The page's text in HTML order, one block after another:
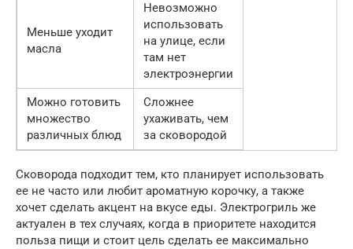
Меньше уходит
масла
Невозможно
использовать
на улице, если
там нет
электроэнергии
Можно готовить
множество
различных блюд
Сложнее
ухаживать, чем
за сковородой
Сковорода подходит тем, кто планирует использовать
ее не часто или любит ароматную корочку, а также
хочет сделать акцент на вкусе еды. Электрогриль же
актуален в тех случаях, когда в приоритете находится
польза пищи и стоит цель сделать ее максимально